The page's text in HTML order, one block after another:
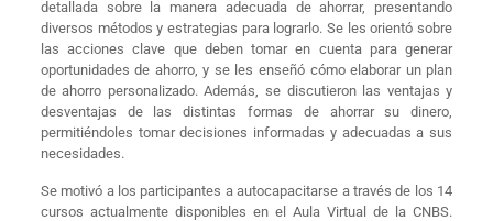
detallada sobre la manera adecuada de ahorrar, presentando
diversos métodos y estrategias para lograrlo. Se les orientó sobre
las acciones clave que deben tomar en cuenta para generar
oportunidades de ahorro, y se les enseñó cómo elaborar un plan
de ahorro personalizado. Además, se discutieron las ventajas y
desventajas de las distintas formas de ahorrar su dinero,
permitiéndoles tomar decisiones informadas y adecuadas a sus
necesidades.
Se motivó a los participantes a autocapacitarse a través de los 14
cursos actualmente disponibles en el Aula Virtual de la CNBS.